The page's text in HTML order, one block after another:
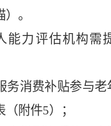
。
能力评估机构需
务消费补贴参与老
（附件5）；